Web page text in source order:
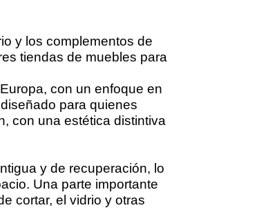
y los complementos de
tiendas de muebles para
con un enfoque en
para quienes
con una estética distintiva
y de recuperación, lo
Una parte importante
cortar, el vidrio y otras